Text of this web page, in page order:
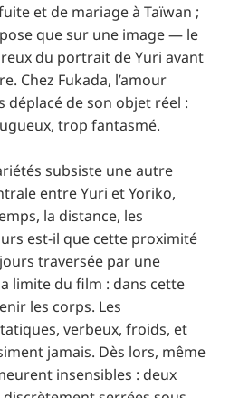
et de mariage à Taïwan ;
que sur une image — le
du portrait de Yuri avant
Chez Fukada, l’amour
de son objet réel :
trop fantasmé.
subsiste une autre
entre Yuri et Yoriko,
la distance, les
est-il que cette proximité
traversée par une
limite du film : dans cette
les corps. Les
verbeux, froids, et
jamais. Dès lors, même
insensibles : deux